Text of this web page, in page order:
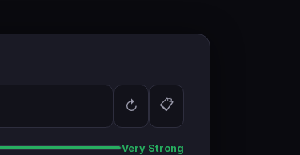
↻ 📋
Very Strong